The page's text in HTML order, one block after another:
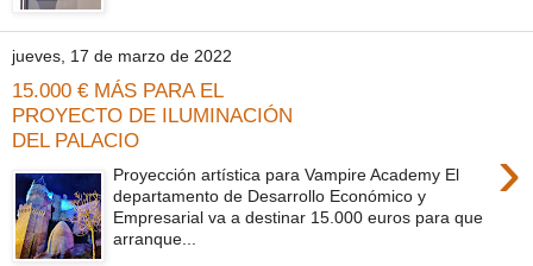
jueves, 17 de marzo de 2022
15.000 € MÁS PARA EL
PROYECTO DE ILUMINACIÓN
DEL PALACIO
›
Proyección artística para Vampire Academy El
departamento de Desarrollo Económico y
Empresarial va a destinar 15.000 euros para que
arranque...